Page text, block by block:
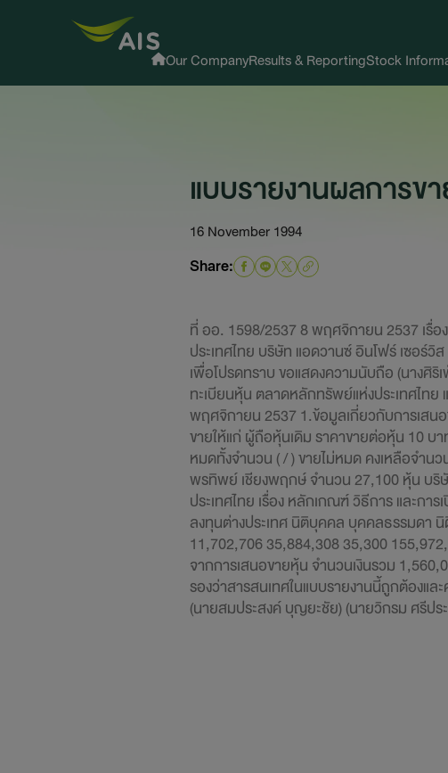
Our CompanyResults & ReportingStock
แบบรายงานผลการข
16 November 1994
Share:
ที่ ออ. 1598/2537 8 พฤศจิกายน 2537 เรื่
ประเทศไทย บริษัท แอดวานซ์ อินโฟร์ เซอร์
เพื่อโปรดทราบ ขอแสดงความนับถือ (นางศิ
ทะเบียนหุ้น ตลาดหลักทรัพย์แห่งประเทศไท
พฤศจิกายน 2537 1.ข้อมูลเกี่ยวกับการเสน
ขายให้แก่ ผู้ถือหุ้นเดิม ราคาขายต่อหุ้น 10 บ
หมดทั้งจำนวน ( / ) ขายไม่หมด คงเหลือจำ
พรทิพย์ เชียงพฤกษ์ จำนวน 27,100 หุ้น บริ
ประเทศไทย เรื่อง หลักเกณฑ์ วิธีการ และก
ลงทุนต่างประเทศ นิติบุคคล บุคคลธรรมดา
11,702,706 35,884,308 35,300
จากการเสนอขายหุ้น จำนวนเงินรวม
รองว่าสารสนเทศในแบบรายงานนี้ถูกต้องแล
(นายสมประสงค์ บุญยะชัย) (นายวิกรม ศรีปร